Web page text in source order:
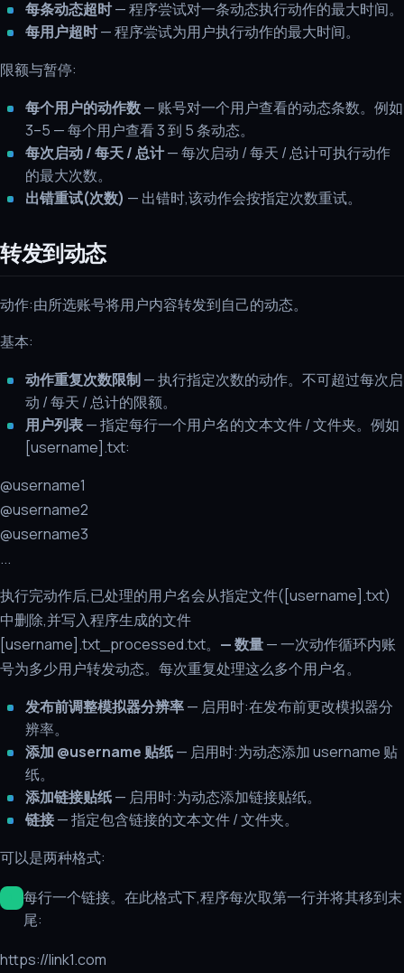
每条动态超时— 程序尝试对一条动态执行动作的最大时间。
每用户超时— 程序尝试为用户执行动作的最大时间。
限额与暂停:
每个用户的动作数— 账号对一个用户查看的动态条数。例如
3–5 — 每个用户查看 3 到 5 条动态。
每次启动 / 每天 / 总计— 每次启动 / 每天 / 总计可执行动作
的最大次数。
出错重试(次数) — 出错时,该动作会按指定次数重试。
转发到动态
动作:由所选账号将用户内容转发到自己的动态。
基本:
动作重复次数限制— 执行指定次数的动作。不可超过每次启
动 / 每天 / 总计的限额。
用户列表— 指定每行一个用户名的文本文件 / 文件夹。例如
[username].txt:
@username1
@username2
@username3
...
执行完动作后,已处理的用户名会从指定文件([username].txt)
中删除,并写入程序生成的文件
[username].txt_processed.txt。 — 数量— 一次动作循环内账
号为多少用户转发动态。每次重复处理这么多个用户名。
发布前调整模拟器分辨率— 启用时:在发布前更改模拟器分
辨率。
添加 @username 贴纸— 启用时:为动态添加 username 贴
纸。
添加链接贴纸— 启用时:为动态添加链接贴纸。
链接— 指定包含链接的文本文件 / 文件夹。
可以是两种格式:
每行一个链接。在此格式下,程序每次取第一行并将其移到末
尾:
https://link1.com